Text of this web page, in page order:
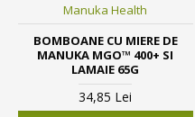
Manuka Health
BOMBOANE CU MIERE DE
MANUKA MGO™ 400+ SI
LAMAIE 65G
34,85 Lei